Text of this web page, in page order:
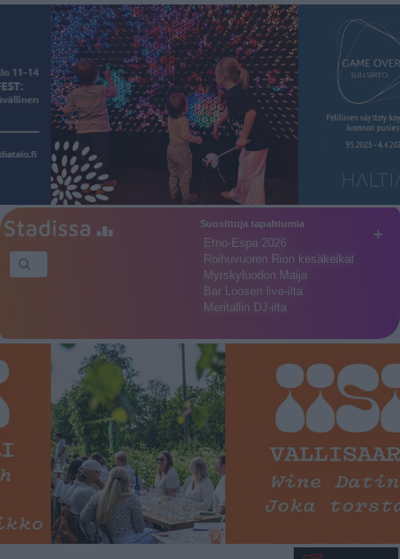
+
Suosittuja tapahtumia
Etno-Espa 2026
Roihuvuoren Rion kesäkeikat
Myrskyluodon Maija
Bar Loosen live-ilta
Meritallin DJ-ilta